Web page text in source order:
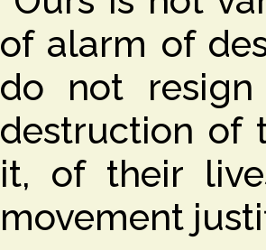
of alarm of
do not
destruction of
it, of their
movement